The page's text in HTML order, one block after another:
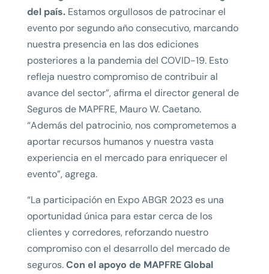
del país.Estamos orgullosos de patrocinar el
evento por segundo año consecutivo, marcando
nuestra presencia en las dos ediciones
posteriores a la pandemia del COVID-19. Esto
refleja nuestro compromiso de contribuir al
avance del sector”, afirma el director general de
Seguros de MAPFRE, Mauro W. Caetano.
“Además del patrocinio, nos comprometemos a
aportar recursos humanos y nuestra vasta
experiencia en el mercado para enriquecer el
evento”, agrega.
“La participación en Expo ABGR 2023 es una
oportunidad única para estar cerca de los
clientes y corredores, reforzando nuestro
compromiso con el desarrollo del mercado de
seguros.Con el apoyo de MAPFRE Global